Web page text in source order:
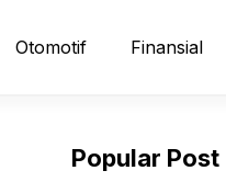
Otomotif Finansial
Popular Post